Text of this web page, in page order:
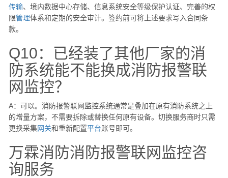
传输、境内数据中心存储、信息系统安全等级保护认证、完善的权
限管理体系和定期的安全审计。签约前可将上述要求写入合同条
款。
Q10：已经装了其他厂家的消
防系统能不能换成消防报警联
网监控？
A：可以。消防报警联网监控系统通常是叠加在原有消防系统之上
的增量方案，不需要拆除或替换任何原有设备。切换服务商时只需
更换采集网关和重新配置平台账号即可。
万霖消防消防报警联网监控咨
询服务